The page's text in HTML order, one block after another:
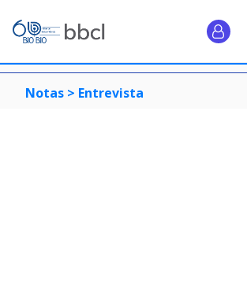
Notas > Entrevista